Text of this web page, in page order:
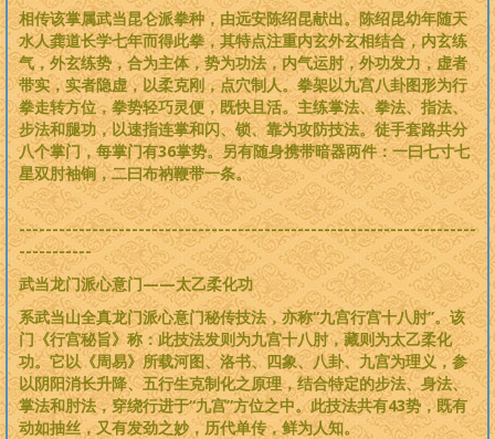
相传该掌属武当昆仑派拳种，由远安陈绍昆献出。陈绍昆幼年随天
水人龚道长学七年而得此拳，其特点注重内玄外玄相结合，内玄练
气，外玄练势，合为主体，势为功法，内气运肘，外功发力，虚者
带实，实者隐虚，以柔克刚，点穴制人。拳架以九宫八卦图形为行
拳走转方位，拳势轻巧灵便，既快且活。主练掌法、拳法、指法、
步法和腿功，以速指连掌和闪、锁、靠为攻防技法。徒手套路共分
八个掌门，每掌门有36掌势。另有随身携带暗器两件：一曰七寸七
星双肘袖锏，二曰布衲鞭带一条。
---------------------------------------------------------------------
-----------
武当龙门派心意门——太乙柔化功
系武当山全真龙门派心意门秘传技法，亦称“九宫行宫十八肘”。该
门《行宫秘旨》称：此技法发则为九宫十八肘，藏则为太乙柔化
功。它以《周易》所载河图、洛书、四象、八卦、九宫为理义，参
以阴阳消长升降、五行生克制化之原理，结合特定的步法、身法、
掌法和肘法，穿绕行进于“九宫”方位之中。此技法共有43势，既有
动如抽丝，又有发劲之妙，历代单传，鲜为人知。